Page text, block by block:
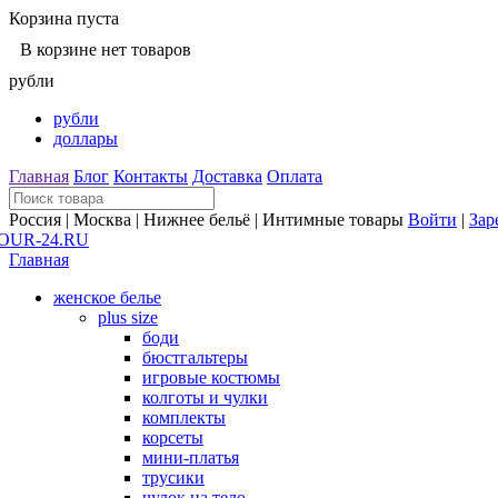
Корзина пуста
В корзине нет товаров
рубли
рубли
доллары
Главная Блог Контакты Доставка Оплата
Россия | Москва | Нижнее бельё | Интимные товары Войти |
Главная
женское белье
plus size
боди
бюстгальтеры
игровые костюмы
колготы и чулки
комплекты
корсеты
мини-платья
трусики